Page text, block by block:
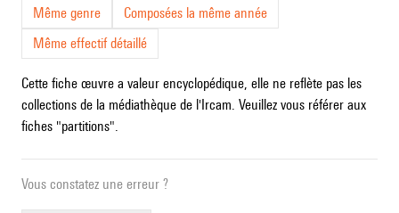
Même genre
Composées la même année
Même effectif détaillé
Cette fiche œuvre a valeur encyclopédique, elle ne reflète pas les
collections de la médiathèque de l'Ircam. Veuillez vous référer aux
fiches "partitions".
Vous constatez une erreur ?